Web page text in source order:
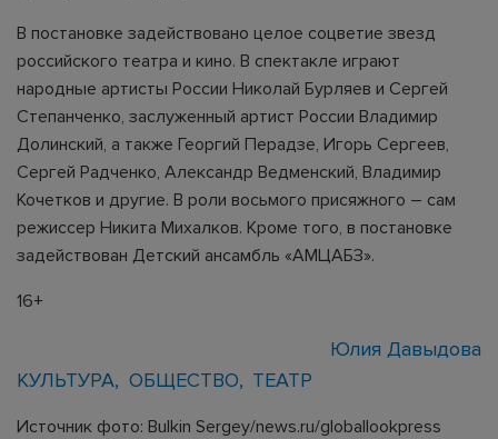
В постановке задействовано целое соцветие звезд
российского театра и кино. В спектакле играют
народные артисты России Николай Бурляев и Сергей
Степанченко, заслуженный артист России Владимир
Долинский, а также Георгий Перадзе, Игорь Сергеев,
Сергей Радченко, Александр Ведменский, Владимир
Кочетков и другие. В роли восьмого присяжного – сам
режиссер Никита Михалков. Кроме того, в постановке
задействован Детский ансамбль «АМЦАБЗ».
16+
Юлия Давыдова
КУЛЬТУРА ОБЩЕСТВО ТЕАТР
Источник фото: Bulkin Sergey/news.ru/globallookpress